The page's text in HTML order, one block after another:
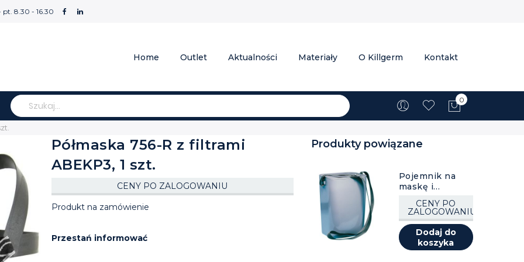
pt. 8.30 - 16.30
Home Outlet Aktualności Materiały O Killgerm Kontakt
Szukaj Mój koszyk
0
Półmaska 756-R z filtrami
ABEKP3, 1 szt.
CENY PO ZALOGOWANIU
Produkt na zamówienie
Przestań informować
Produkty powiązane
Pojemnik na
maskę i
szt. CENY PO
ZALOGOWANIU
Dodaj do
koszyka